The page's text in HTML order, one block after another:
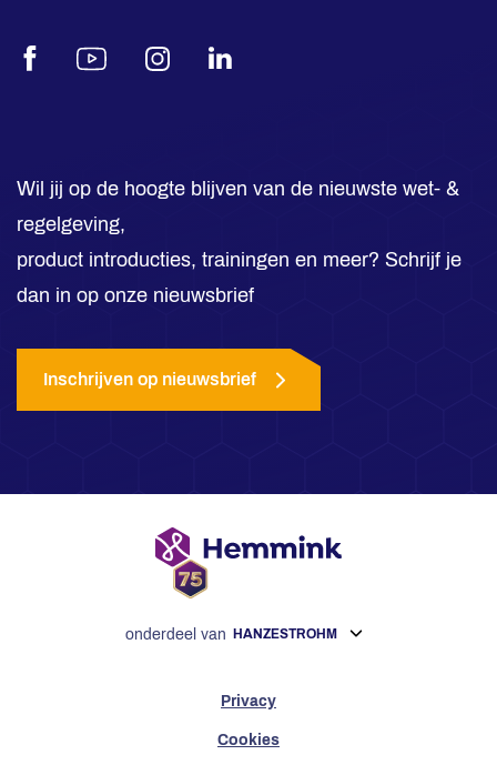
FacebookYoutubeInstagramLinkedIn
Wil jij op de hoogte blijven van de nieuwste wet- &
regelgeving,
product introducties, trainingen en meer? Schrijf je
dan in op onze nieuwsbrief
Inschrijven op nieuwsbrief
onderdeel van HANZESTROHM
Privacy
Cookies